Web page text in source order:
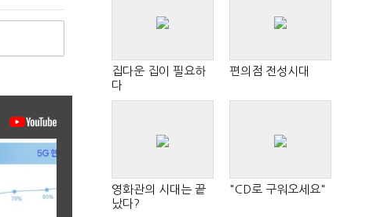
집다운 집이 필요하
다
편의점 전성시대
영화관의 시대는 끝
났다?
"CD로 구워오세요"